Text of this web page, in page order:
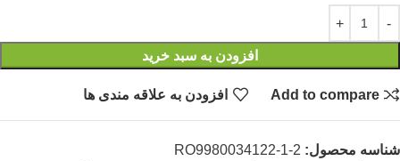
افزودن به سبد خرید
Add to compare افزودن به علاقه مندی ها
شناسه محصول: RO9980034122-1-2